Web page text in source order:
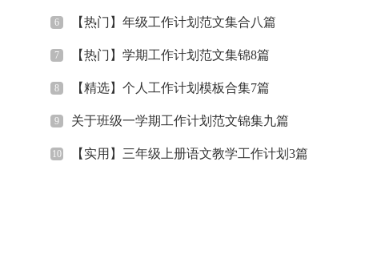
6 【热门】年级工作计划范文集合八篇
7 【热门】学期工作计划范文集锦8篇
8 【精选】个人工作计划模板合集7篇
9 关于班级一学期工作计划范文锦集九篇
10 【实用】三年级上册语文教学工作计划3篇